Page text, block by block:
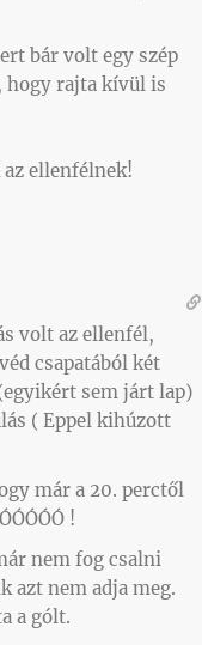
bár volt egy szép
hogy rajta kívül is
ellenfélnek!
volt az ellenfél,
csapatából két
sem járt lap)
( Eppel kihúzott
már a 20. perctől
!
nem fog csalni
azt nem adja meg.
a gólt.